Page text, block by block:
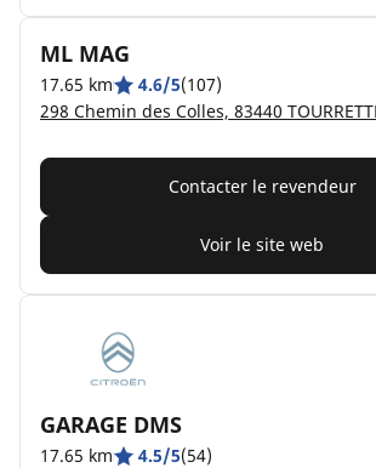
ML MAG
17.65 km 4.6/5(107)
298 Chemin des Colles, 83440
Contacter le revendeur
Voir le site web
GARAGE DMS
17.65 km 4.5/5(54)